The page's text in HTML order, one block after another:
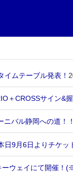
ムテーブル発表！
＋CROSSサイン&
バル静岡への道！
9月6日よりチケッ
ウェイにて開催！